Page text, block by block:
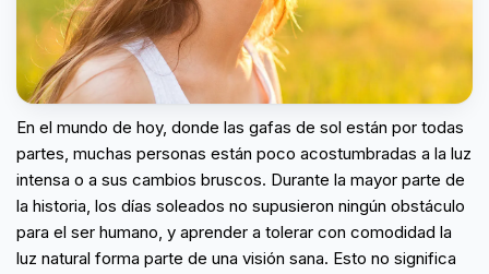
En el mundo de hoy, donde las gafas de sol están por todas
partes, muchas personas están poco acostumbradas a la luz
intensa o a sus cambios bruscos. Durante la mayor parte de
la historia, los días soleados no supusieron ningún obstáculo
para el ser humano, y aprender a tolerar con comodidad la
luz natural forma parte de una visión sana. Esto no significa